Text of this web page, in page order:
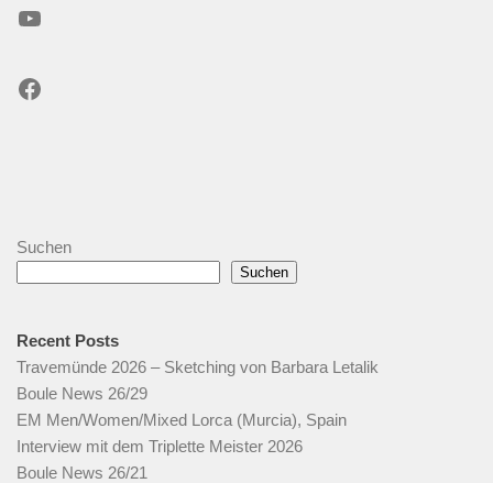
YouTube
Facebook
Suchen
Suchen
Recent Posts
Travemünde 2026 – Sketching von Barbara Letalik
Boule News 26/29
EM Men/Women/Mixed Lorca (Murcia), Spain
Interview mit dem Triplette Meister 2026
Boule News 26/21